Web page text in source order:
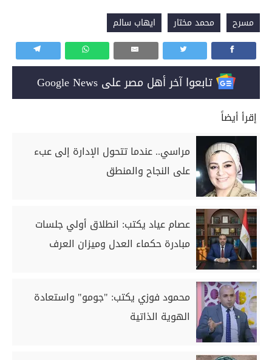
مسرح محمد مختار ايهاب سالم
تابعوا آخر أهل مصر على Google News
إقرأ أيضاً
مراسي.. عندما تتحول الإدارة إلى عبء
على النجاح والمنطق
عصام عياد يكتب: انطلاق أولي جلسات
مبادرة حكماء العدل وميزان العرف
محمود فوزي يكتب: "جومو" واستعادة
الهوية الذاتية